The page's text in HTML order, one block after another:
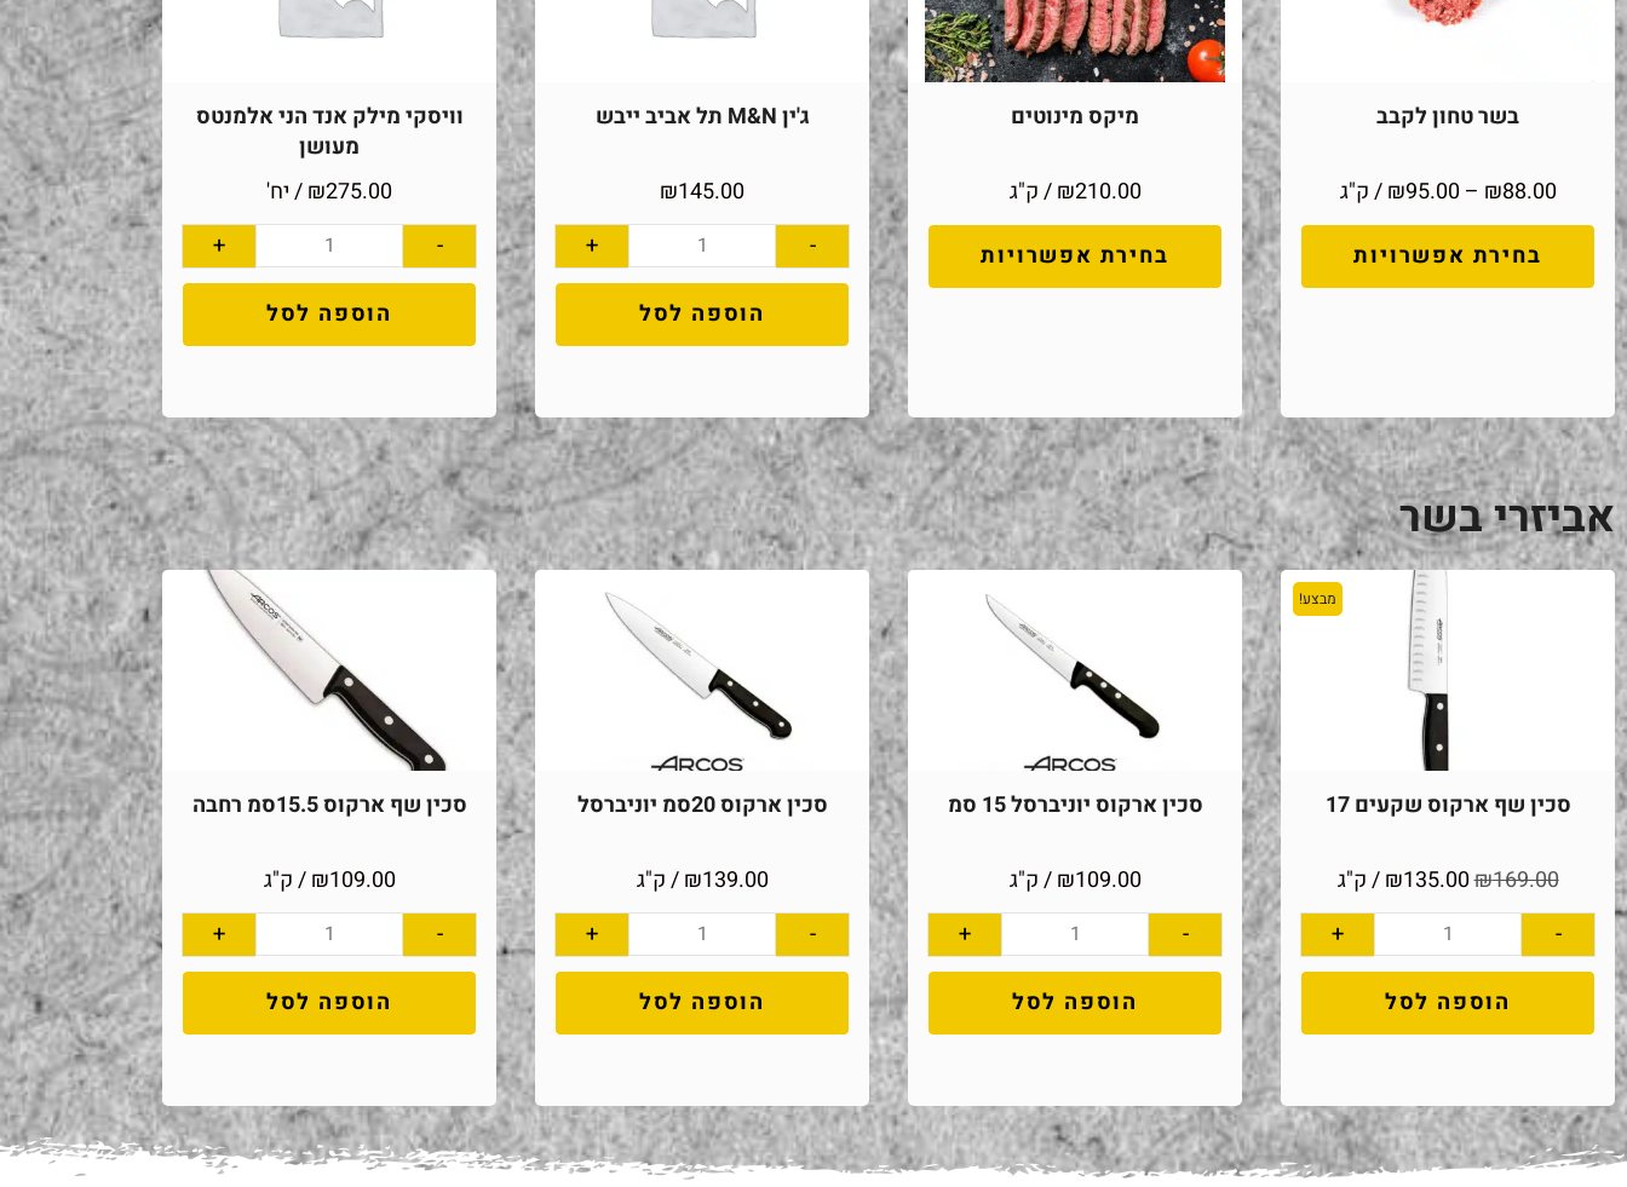
בשר טחון לקבב
₪88.00
–
₪95.00
/ ק"ג
בחירת אפשרויות
מיקס מינוטים
₪210.00
/ ק"ג
בחירת אפשרויות
ג'ין M&N תל אביב ייבש
₪145.00
-
+
הוספה לסל
וויסקי מילק אנד הני אלמנטס
מעושן
₪275.00 / יח'
-
+
הוספה לסל
אביזרי בשר
מבצע!
סכין שף ארקוס שקעים 17
₪169.00
₪135.00 / ק"ג
-
+
הוספה לסל
סכין ארקוס יוניברסל 15 סמ
₪109.00 / ק"ג
-
+
הוספה לסל
סכין ארקוס 20סמ יוניברסל
₪139.00 / ק"ג
-
+
הוספה לסל
סכין שף ארקוס 15.5סמ רחבה
₪109.00 / ק"ג
-
+
הוספה לסל